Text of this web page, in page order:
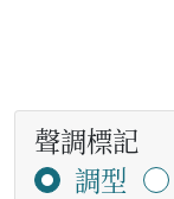
聲調標記
調型